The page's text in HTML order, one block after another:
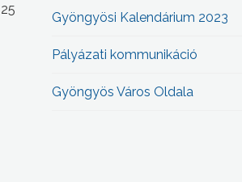
Gyöngyösi Kalendárium 2023
Pályázati kommunikáció
Gyöngyös Város Oldala